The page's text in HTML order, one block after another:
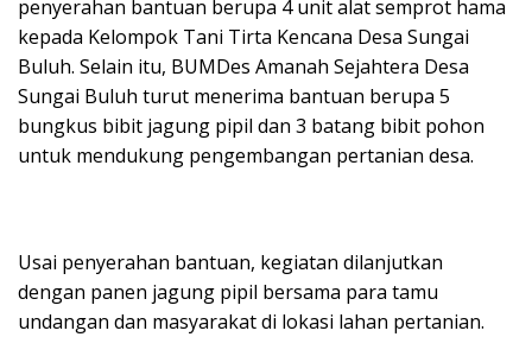
penyerahan bantuan berupa 4 unit alat semprot hama
kepada Kelompok Tani Tirta Kencana Desa Sungai
Buluh. Selain itu, BUMDes Amanah Sejahtera Desa
Sungai Buluh turut menerima bantuan berupa 5
bungkus bibit jagung pipil dan 3 batang bibit pohon
untuk mendukung pengembangan pertanian desa.
Usai penyerahan bantuan, kegiatan dilanjutkan
dengan panen jagung pipil bersama para tamu
undangan dan masyarakat di lokasi lahan pertanian.